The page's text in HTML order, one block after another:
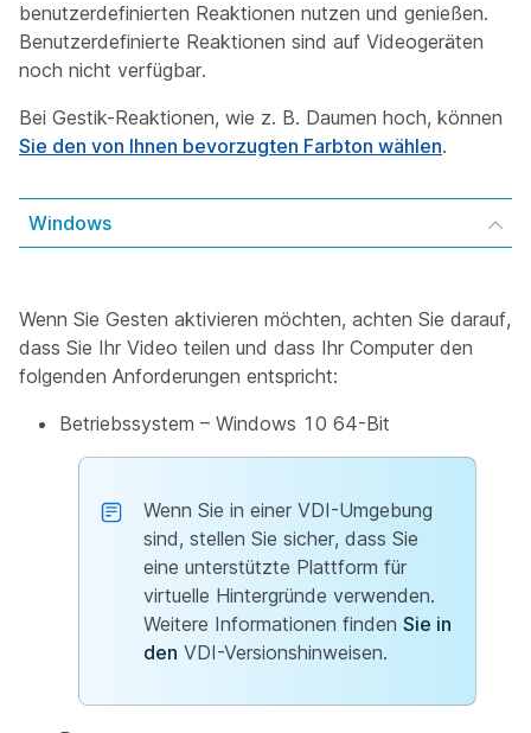
benutzerdefinierten Reaktionen nutzen und genießen.
Benutzerdefinierte Reaktionen sind auf Videogeräten
noch nicht verfügbar.
Bei Gestik-Reaktionen, wie z. B. Daumen hoch, können
Sie den von Ihnen bevorzugten Farbton wählen.
Windows
Wenn Sie Gesten aktivieren möchten, achten Sie darauf,
dass Sie Ihr Video teilen und dass Ihr Computer den
folgenden Anforderungen entspricht:
Betriebssystem – Windows 10 64-Bit
Wenn Sie in einer VDI-Umgebung
sind, stellen Sie sicher, dass Sie
eine unterstützte Plattform für
virtuelle Hintergründe verwenden.
Weitere Informationen finden Sie in
den VDI-Versionshinweisen.